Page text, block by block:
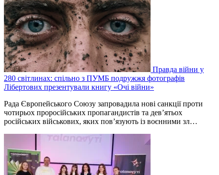
Правда війни у
280 світлинах: спільно з ПУМБ подружжя фотографів
Лібертових презентували книгу «Очі війни»
Рада Європейського Союзу запровадила нові санкції проти
чотирьох проросійських пропагандистів та дев’ятьох
російських військових, яких пов’язують із воєнними зл…